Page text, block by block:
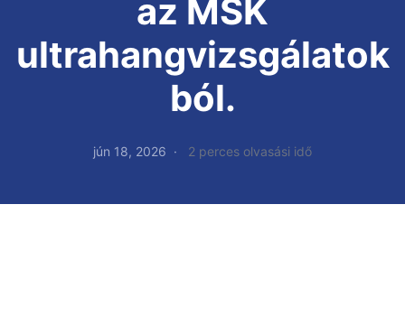
az MSK
ultrahangvizsgálatok
ból.
jún 18, 2026 2 perces olvasási idő